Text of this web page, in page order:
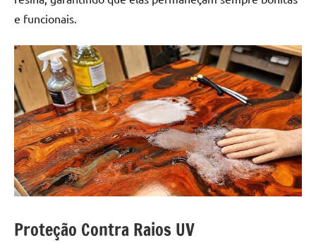
e funcionais.
Proteção Contra Raios UV